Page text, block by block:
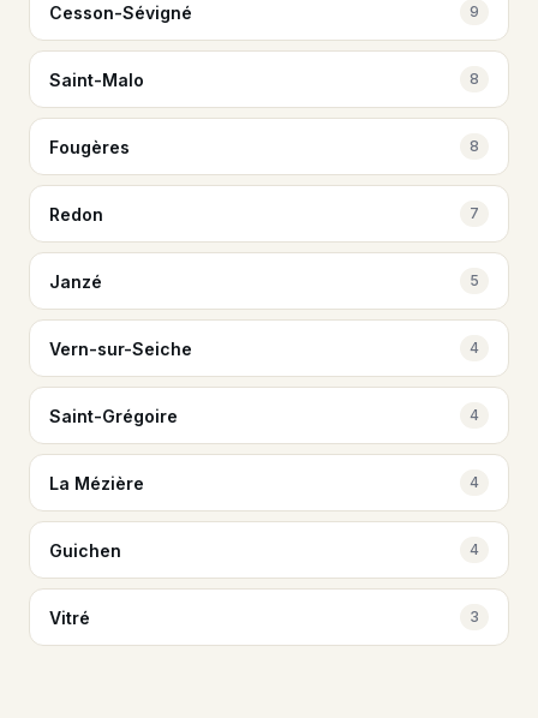
Cesson-Sévigné 9
Saint-Malo 8
Fougères 8
Redon 7
Janzé 5
Vern-sur-Seiche 4
Saint-Grégoire 4
La Mézière 4
Guichen 4
Vitré 3